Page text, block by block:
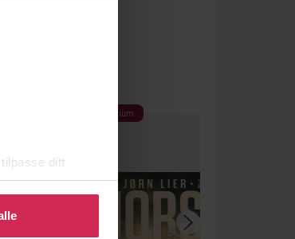
ditt
ditt samtykke.
2025
Premium